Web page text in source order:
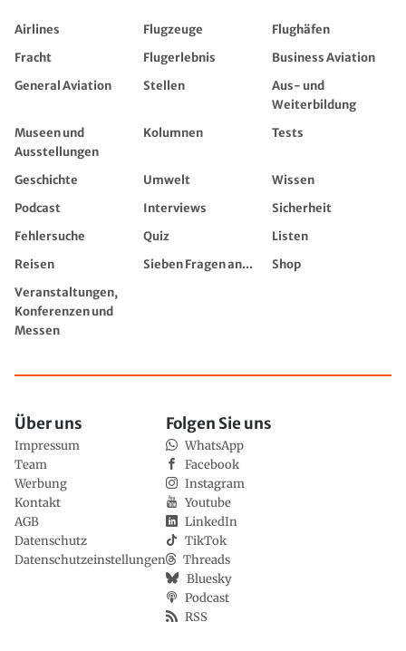
Airlines Flugzeuge
Flughäfen
Fracht
Flugerlebnis
Business Aviation
General Aviation
Stellen
Aus- und
Weiterbildung
Museen und
Ausstellungen
Kolumnen Tests
Geschichte Umwelt
Wissen
Podcast
Interviews
Sicherheit
Fehlersuche
Quiz
Listen
Reisen
Sieben Fragen an...
Shop
Veranstaltungen,
Konferenzen und
Messen
Über uns
Impressum
Team
Werbung
Kontakt
AGB
Datenschutz
Datenschutzeinstellungen
Folgen Sie uns
WhatsApp
Facebook
Instagram
Youtube
LinkedIn
TikTok
Threads
Bluesky
Podcast
RSS